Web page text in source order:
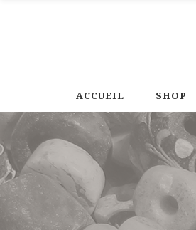
ACCUEIL SHOP